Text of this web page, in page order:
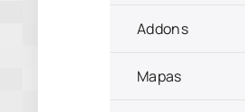
Addons
Mapas